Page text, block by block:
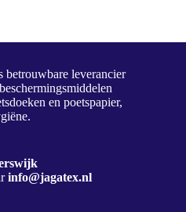
betrouwbare leverancier
en poetspapier,
info@jagatex.nl